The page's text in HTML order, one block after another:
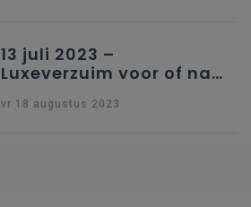
13 juli 2023 –
Luxeverzuim voor of na
vr 18 augustus 2023